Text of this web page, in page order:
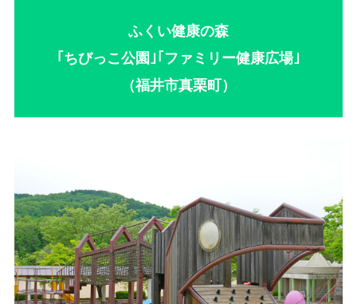
ふくい健康の森
｢ ちびっこ公園｣ ｢ ファミリー健康広場｣
（福井市真栗町）